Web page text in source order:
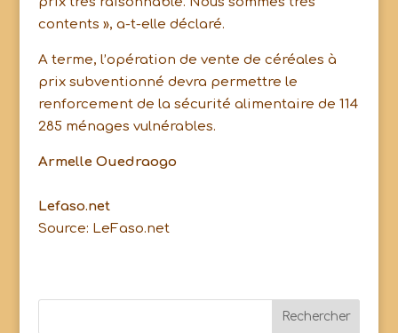
contents », a-t-elle déclaré.
A terme, l’opération de vente de céréales à
prix subventionné devra permettre le
renforcement de la sécurité alimentaire de 114
285 ménages vulnérables.
Armelle Ouedraogo
Lefaso.net
Source: LeFaso.net